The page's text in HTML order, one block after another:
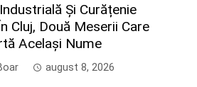
Și Curățenie
Cluj, Două Meserii Care
Același Nume
august 8, 2026